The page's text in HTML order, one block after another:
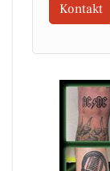
Kontakt